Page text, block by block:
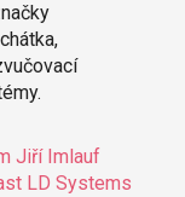
Jiří Imlauf
LD Systems